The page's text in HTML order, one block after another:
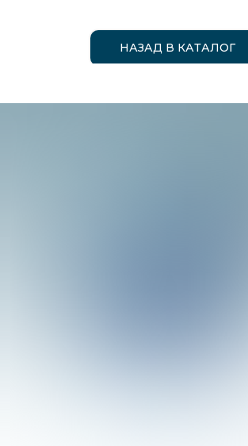
НАЗАД В КАТАЛОГ